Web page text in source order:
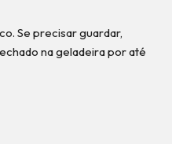
Se precisar guardar,
na geladeira por até